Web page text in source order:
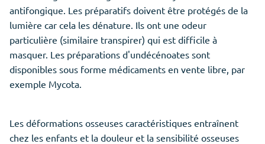
antifongique. Les préparatifs doivent être protégés de la
lumière car cela les dénature. Ils ont une odeur
particulière (similaire transpirer) qui est difficile à
masquer. Les préparations d'undécénoates sont
disponibles sous forme médicaments en vente libre, par
exemple Mycota.
Les déformations osseuses caractéristiques entraînent
chez les enfants et la douleur et la sensibilité osseuses